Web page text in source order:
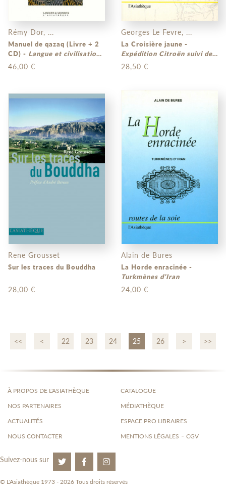
Rémy Dor, ...
Manuel de qazaq (Livre + 2
CD) - Langue et civilisation
du Kazakhstan
46,00 €
Georges Le Fevre, ...
La Croisière jaune -
Expédition Citroën suivi de
La Haute Asie par Paul
Pelliot
28,50 €
Rene Grousset
Sur les traces du Bouddha
28,00 €
Alain de Bures
La Horde enracinée -
Turkmènes d’Iran
24,00 €
<< < 22 23 24 25 26 > >>
À PROPOS DE L'ASIATHÈQUE
NOS PARTENAIRES
ACTUALITÉS
NOUS CONTACTER
CATALOGUE
MÉDIATHÈQUE
ESPACE PRO LIBRAIRES
MENTIONS LÉGALES - CGV
Suivez-nous sur
© L'Asiathèque 1973 - 2026 Tous droits réservés